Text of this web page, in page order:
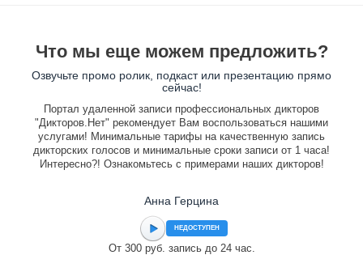
Что мы еще можем предложить?
Озвучьте промо ролик, подкаст или презентацию прямо
сейчас!
Портал удаленной записи профессиональных дикторов
"Дикторов.Нет" рекомендует Вам воспользоваться нашими
услугами! Минимальные тарифы на качественную запись
дикторских голосов и минимальные сроки записи от 1 часа!
Интересно?! Ознакомьтесь с примерами наших дикторов!
Анна Герцина
НЕДОСТУПЕН
От 300 руб. запись до 24 час.